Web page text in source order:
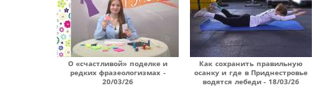
О «счастливой» поделке и
редких фразеологизмах -
20/03/26
Как сохранить правильную
осанку и где в Приднестровье
водятся лебеди - 18/03/26